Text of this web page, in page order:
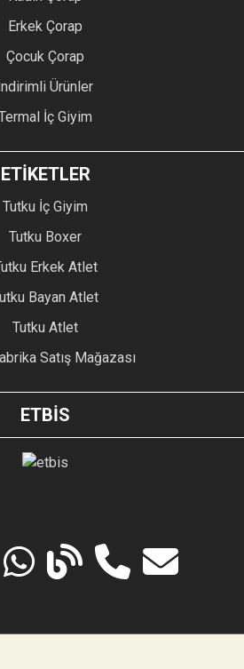
Erkek Çorap
Çocuk Çorap
Ürünler
İç Giyim
ETİKETLER
Tutku İç Giyim
Tutku Boxer
Erkek Atlet
Bayan Atlet
Tutku Atlet
Satış Mağazası
ETBİS